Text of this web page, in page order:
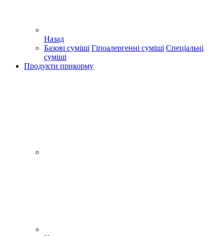
Назад
Базові суміші Гіпоалергенні суміші Спеціальні
суміші
Продукти прикорму